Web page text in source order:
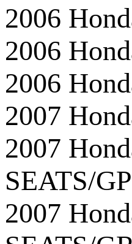
2006
2006
2006
2007
2007
SEATS/
2007